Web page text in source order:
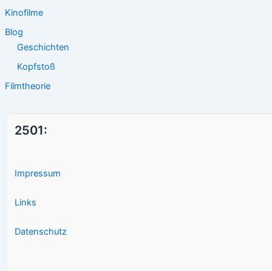
Kinofilme
Blog
Geschichten
Kopfstoß
Filmtheorie
2501:
Impressum
Links
Datenschutz